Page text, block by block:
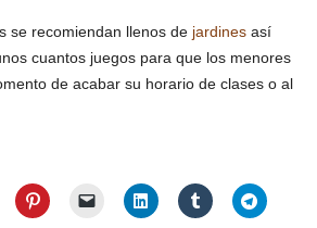
se recomiendan llenos de jardines así
cuantos juegos para que los menores
de acabar su horario de clases o al